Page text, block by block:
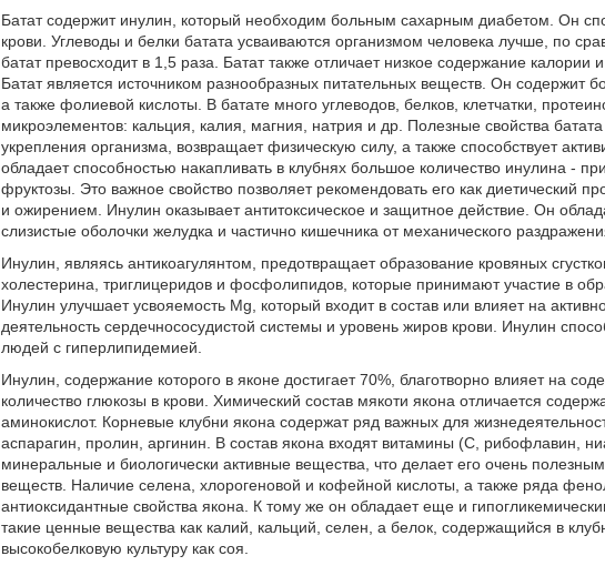
Батат содержит инулин, который необходим больным сахарным диабетом. Он
крови. Углеводы и белки батата усваиваются организмом человека лучше, по
батат превосходит в 1,5 раза. Батат также отличает низкое содержание калории
Батат является источником разнообразных питательных веществ. Он содержит
а также фолиевой кислоты. В батате много углеводов, белков, клетчатки,
микроэлементов: кальция, калия, магния, натрия и др. Полезные свойства
укрепления организма, возвращает физическую силу, а также способствует
обладает способностью накапливать в клубнях большое количество инулина -
фруктозы. Это важное свойство позволяет рекомендовать его как диетический
и ожирением. Инулин оказывает антитоксическое и защитное действие. Он
слизистые оболочки желудка и частично кишечника от механического
Инулин, являясь антикоагулянтом, предотвращает образование кровяных
холестерина, триглицеридов и фосфолипидов, которые принимают участие в
Инулин улучшает усвояемость Mg, который входит в состав или влияет на
деятельность сердечнососудистой системы и уровень жиров крови. Инулин
людей с гиперлипидемией.
Инулин, содержание которого в яконе достигает 70%, благотворно влияет на
количество глюкозы в крови. Химический состав мякоти якона отличается
аминокислот. Корневые клубни якона содержат ряд важных для
аспарагин, пролин, аргинин. В состав якона входят витамины (С, рибофлавин,
минеральные и биологически активные вещества, что делает его очень
веществ. Наличие селена, хлорогеновой и кофейной кислоты, а также ряда
антиоксидантные свойства якона. К тому же он обладает еще и
такие ценные вещества как калий, кальций, селен, а белок, содержащийся в
высокобелковую культуру как соя.